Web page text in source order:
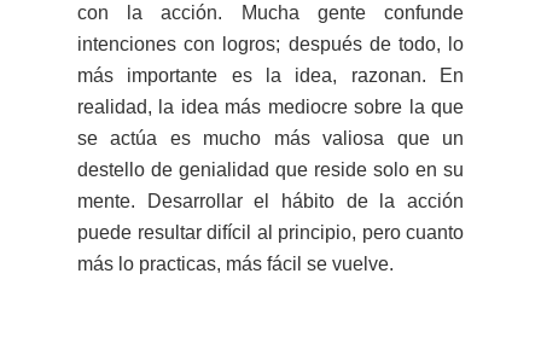
con la acción. Mucha gente confunde
intenciones con logros; después de todo, lo
más importante es la idea, razonan. En
realidad, la idea más mediocre sobre la que
se actúa es mucho más valiosa que un
destello de genialidad que reside solo en su
mente. Desarrollar el hábito de la acción
puede resultar difícil al principio, pero cuanto
más lo practicas, más fácil se vuelve.